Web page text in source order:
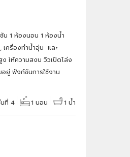
น 1 ห้องนอน 1 ห้องน้ำ
เครื่องทำน้ำอุ่น และ
ให้ความสงบ วิวเปิดโล่ง
ยู่ ฟังก์ชันการใช้งาน
ที่ 4 1 นอน 1 น้ำ